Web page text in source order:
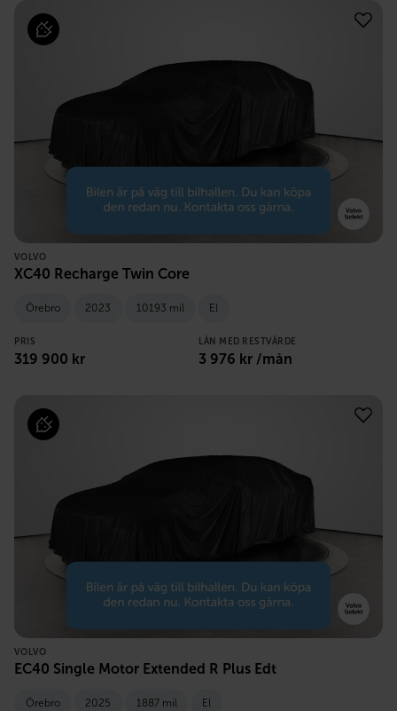
VOLVO
XC40 Recharge Twin Core
Örebro 2023 10193 mil El
PRIS
319 900 kr
LÅN MED RESTVÄRDE
3 976 kr /mån
VOLVO
EC40 Single Motor Extended R Plus Edt
Örebro 2025 1887 mil El